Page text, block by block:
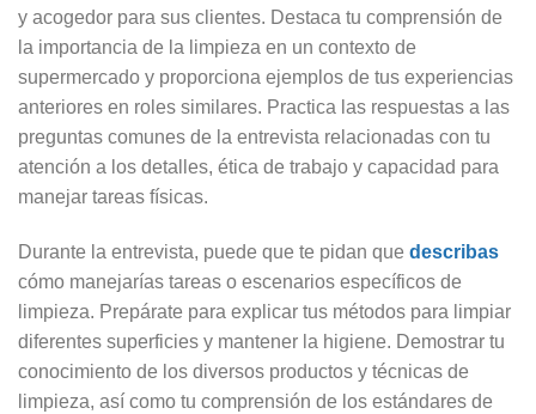
y acogedor para sus clientes. Destaca tu comprensión de
la importancia de la limpieza en un contexto de
supermercado y proporciona ejemplos de tus experiencias
anteriores en roles similares. Practica las respuestas a las
preguntas comunes de la entrevista relacionadas con tu
atención a los detalles, ética de trabajo y capacidad para
manejar tareas físicas.
Durante la entrevista, puede que te pidan que describas
cómo manejarías tareas o escenarios específicos de
limpieza. Prepárate para explicar tus métodos para limpiar
diferentes superficies y mantener la higiene. Demostrar tu
conocimiento de los diversos productos y técnicas de
limpieza, así como tu comprensión de los estándares de